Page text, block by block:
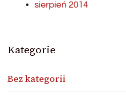
sierpień 2014
Kategorie
Bez kategorii